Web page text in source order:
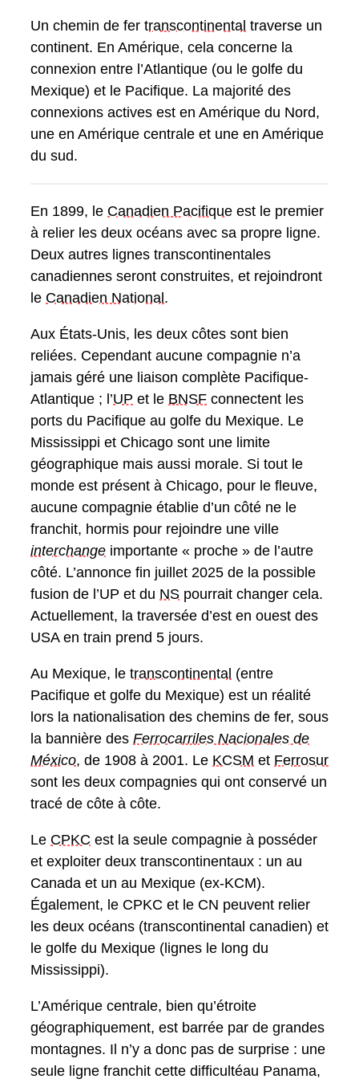
Un chemin de fer transcontinental traverse un
continent. En Amérique, cela concerne la
connexion entre l’Atlantique (ou le golfe du
Mexique) et le Pacifique. La majorité des
connexions actives est en Amérique du Nord,
une en Amérique centrale et une en Amérique
du sud.
En 1899, le Canadien Pacifique est le premier
à relier les deux océans avec sa propre ligne.
Deux autres lignes transcontinentales
canadiennes seront construites, et rejoindront
le Canadien National.
Aux États-Unis, les deux côtes sont bien
reliées. Cependant aucune compagnie n’a
jamais géré une liaison complète Pacifique-
Atlantique ; l’UP et le BNSF connectent les
ports du Pacifique au golfe du Mexique. Le
Mississippi et Chicago sont une limite
géographique mais aussi morale. Si tout le
monde est présent à Chicago, pour le fleuve,
aucune compagnie établie d’un côté ne le
franchit, hormis pour rejoindre une ville
interchange importante « proche » de l’autre
côté. L’annonce fin juillet 2025 de la possible
fusion de l’UP et du NS pourrait changer cela.
Actuellement, la traversée d’est en ouest des
USA en train prend 5 jours.
Au Mexique, le transcontinental (entre
Pacifique et golfe du Mexique) est un réalité
lors la nationalisation des chemins de fer, sous
la bannière des Ferrocarriles Nacionales de
México, de 1908 à 2001. Le KCSM et Ferrosur
sont les deux compagnies qui ont conservé un
tracé de côte à côte.
Le CPKC est la seule compagnie à posséder
et exploiter deux transcontinentaux : un au
Canada et un au Mexique (ex-KCM).
Également, le CPKC et le CN peuvent relier
les deux océans (transcontinental canadien) et
le golfe du Mexique (lignes le long du
Mississippi).
L’Amérique centrale, bien qu’étroite
géographiquement, est barrée par de grandes
montagnes. Il n’y a donc pas de surprise : une
seule ligne franchit cette difficultéau Panama,